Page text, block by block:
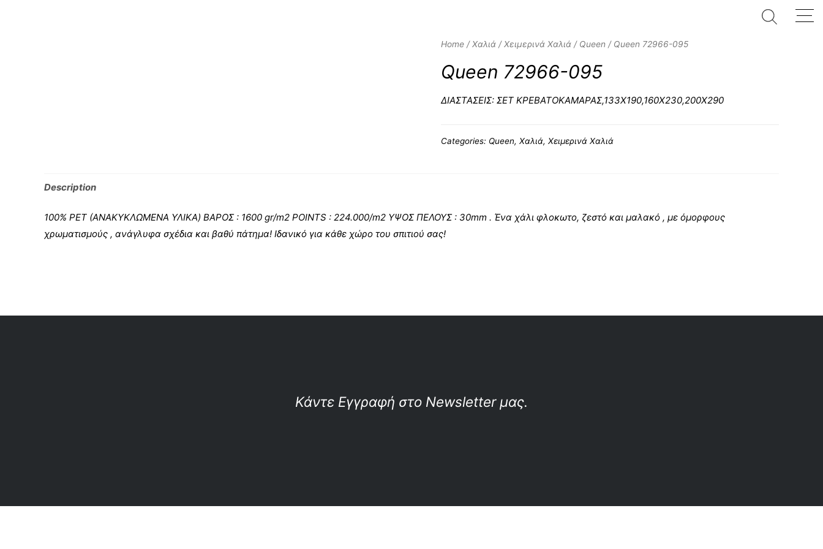
Home / Χαλιά / Χειμερινά Χαλιά / Queen / Queen 72966-095
Queen 72966-095
ΔΙΑΣΤΑΣΕΙΣ: ΣΕΤ ΚΡΕΒΑΤΟΚΑΜΑΡΑΣ,133Χ190,160Χ230,200Χ290
Categories: Queen, Χαλιά, Χειμερινά Χαλιά
Description
100% PET (ΑΝΑΚΥΚΛΩΜΕΝΑ ΥΛΙΚΑ) ΒΑΡΟΣ : 1600 gr/m2 POINTS : 224.000/m2 ΥΨΟΣ ΠΕΛΟΥΣ : 30mm . Ένα χάλι φλοκωτο, ζεστό και μαλακό , με όμορφους
χρωματισμούς , ανάγλυφα σχέδια και βαθύ πάτημα! Ιδανικό για κάθε χώρο του σπιτιού σας!
Κάντε Εγγραφή στο Newsletter μας.